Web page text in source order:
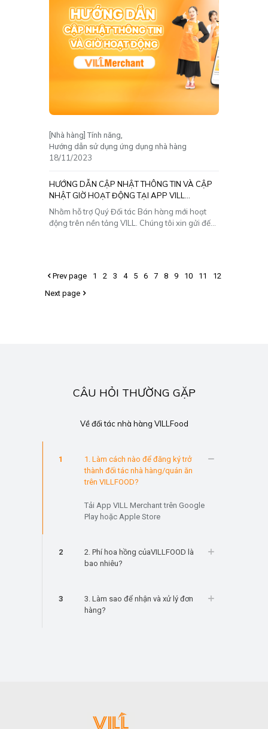
[Nhà hàng] Tính năng
Hướng dẫn sử dụng ứng dụng nhà hàng
18/11/2023
HƯỚNG DẪN CẬP NHẬT THÔNG TIN VÀ CẬP
NHẬT GIỜ HOẠT ĐỘNG TẠI APP VILL
MERCHANT
Nhằm hỗ trợ Quý Đối tác Bán hàng mới hoạt
động trên nền tảng VILL. Chúng tôi xin gửi đến
Prev page 1 2 3 4 5 6 7 8 9 10 11
12
Next page
CÂU HỎI THƯỜNG GẶP
Về đối tác nhà hàng VILLFood
1
1. Làm cách nào để đăng ký trở
thành đối tác nhà hàng/quán ăn
trên VILLFOOD?
Tải App VILL Merchant trên Google
Play hoặc Apple Store
2
2. Phí hoa hồng củaVILLFOOD là
bao nhiêu?
3
3. Làm sao để nhận và xử lý đơn
hàng?